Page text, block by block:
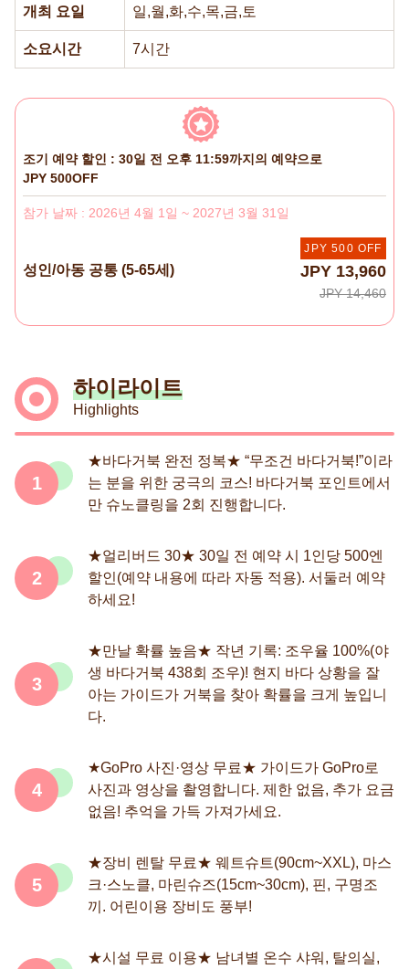
개최 요일 일,월,화,수,목,금,토
소요시간 7시간
조기 예약 할인 : 30일 전 오후 11:59까지의 예약으로
JPY 500OFF
참가 날짜 : 2026년 4월 1일 ~ 2027년 3월 31일
성인/아동 공통 (5-65세)
JPY 500 OFF
JPY 13,960
JPY 14,460
하이라이트
Highlights
1
★바다거북 완전 정복★ “무조건 바다거북!”이라
는 분을 위한 궁극의 코스! 바다거북 포인트에서
만 슈노클링을 2회 진행합니다.
2
★얼리버드 30★ 30일 전 예약 시 1인당 500엔
할인(예약 내용에 따라 자동 적용). 서둘러 예약
하세요!
3
★만날 확률 높음★ 작년 기록: 조우율 100%(야
생 바다거북 438회 조우)! 현지 바다 상황을 잘
아는 가이드가 거북을 찾아 확률을 크게 높입니
다.
4
★GoPro 사진·영상 무료★ 가이드가 GoPro로
사진과 영상을 촬영합니다. 제한 없음, 추가 요금
없음! 추억을 가득 가져가세요.
5
★장비 렌탈 무료★ 웨트슈트(90cm~XXL), 마스
크·스노클, 마린슈즈(15cm~30cm), 핀, 구명조
끼. 어린이용 장비도 풍부!
★시설 무료 이용★ 남녀별 온수 샤워, 탈의실,